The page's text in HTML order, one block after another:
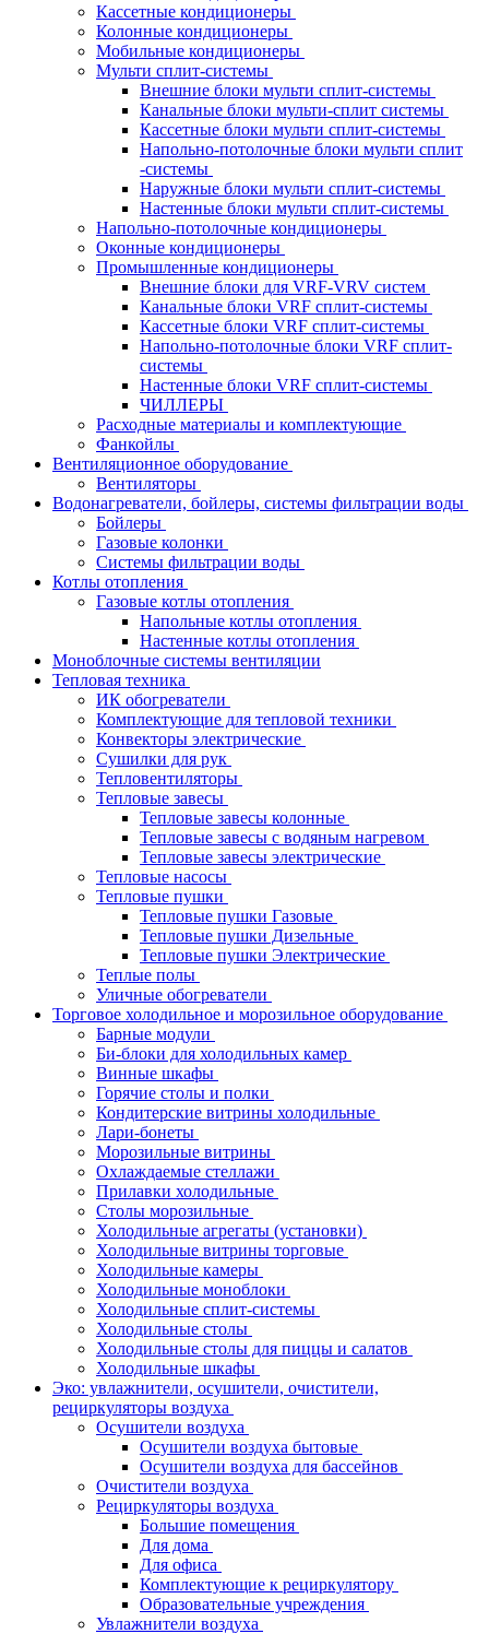
Кассетные кондиционеры
Колонные кондиционеры
Мобильные кондиционеры
Мульти сплит-системы
Внешние блоки мульти сплит-системы
Канальные блоки мульти-сплит системы
Кассетные блоки мульти сплит-системы
Напольно-потолочные блоки мульти сплит
-системы
Наружные блоки мульти сплит-системы
Настенные блоки мульти сплит-системы
Напольно-потолочные кондиционеры
Оконные кондиционеры
Промышленные кондиционеры
Внешние блоки для VRF-VRV систем
Канальные блоки VRF сплит-системы
Кассетные блоки VRF сплит-системы
Напольно-потолочные блоки VRF сплит-
системы
Настенные блоки VRF сплит-системы
ЧИЛЛЕРЫ
Расходные материалы и комплектующие
Фанкойлы
Вентиляционное оборудование
Вентиляторы
Водонагреватели, бойлеры, системы фильтрации воды
Бойлеры
Газовые колонки
Системы фильтрации воды
Котлы отопления
Газовые котлы отопления
Напольные котлы отопления
Настенные котлы отопления
Моноблочные системы вентиляции
Тепловая техника
ИК обогреватели
Комплектующие для тепловой техники
Конвекторы электрические
Сушилки для рук
Тепловентиляторы
Тепловые завесы
Тепловые завесы колонные
Тепловые завесы с водяным нагревом
Тепловые завесы электрические
Тепловые насосы
Тепловые пушки
Тепловые пушки Газовые
Тепловые пушки Дизельные
Тепловые пушки Электрические
Теплые полы
Уличные обогреватели
Торговое холодильное и морозильное оборудование
Барные модули
Би-блоки для холодильных камер
Винные шкафы
Горячие столы и полки
Кондитерские витрины холодильные
Лари-бонеты
Морозильные витрины
Охлаждаемые стеллажи
Прилавки холодильные
Столы морозильные
Холодильные агрегаты (установки)
Холодильные витрины торговые
Холодильные камеры
Холодильные моноблоки
Холодильные сплит-системы
Холодильные столы
Холодильные столы для пиццы и салатов
Холодильные шкафы
Эко: увлажнители, осушители, очистители,
рециркуляторы воздуха
Осушители воздуха
Осушители воздуха бытовые
Осушители воздуха для бассейнов
Очистители воздуха
Рециркуляторы воздуха
Большие помещения
Для дома
Для офиса
Комплектующие к рециркулятору
Образовательные учреждения
Увлажнители воздуха